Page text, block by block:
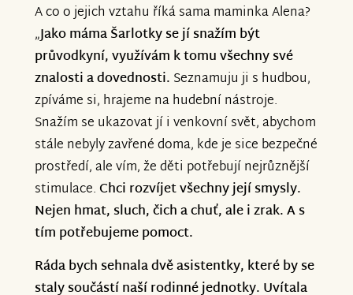
A co o jejich vztahu říká sama maminka Alena?
„Jako máma Šarlotky se jí snažím být
průvodkyní, využívám k tomu všechny své
znalosti a dovednosti. Seznamuju ji s hudbou,
zpíváme si, hrajeme na hudební nástroje.
Snažím se ukazovat jí i venkovní svět, abychom
stále nebyly zavřené doma, kde je sice bezpečné
prostředí, ale vím, že děti potřebují nejrůznější
stimulace.Chci rozvíjet všechny její smysly.
Nejen hmat, sluch, čich a chuť, ale i zrak. A s
tím potřebujeme pomoct.
Ráda bych sehnala dvě asistentky, které by se
staly součástí naší rodinné jednotky. Uvítala